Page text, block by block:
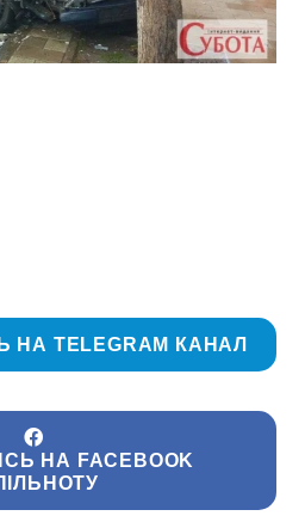
НА TELEGRAM КАНАЛ
НА FACEBOOK